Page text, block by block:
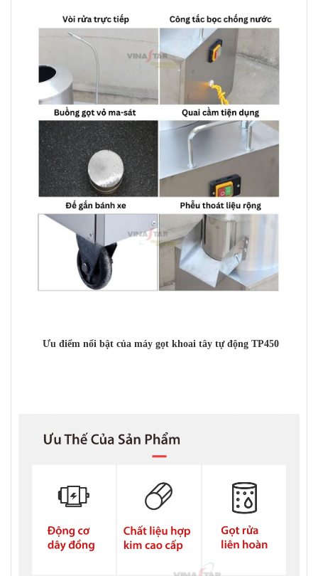
Ưu điểm nổi bật của máy gọt khoai tây tự động TP450